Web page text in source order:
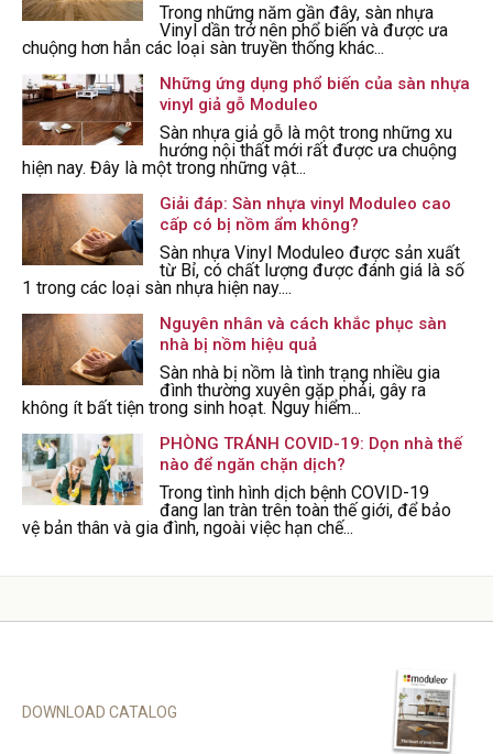
Trong những năm gần đây, sàn nhựa
Vinyl dần trở nên phổ biến và được ưa
chuộng hơn hẳn các loại sàn truyền thống khác...
Những ứng dụng phổ biến của sàn nhựa
vinyl giả gỗ Moduleo
Sàn nhựa giả gỗ là một trong những xu
hướng nội thất mới rất được ưa chuộng
hiện nay. Đây là một trong những vật...
Giải đáp: Sàn nhựa vinyl Moduleo cao
cấp có bị nồm ẩm không?
Sàn nhựa Vinyl Moduleo được sản xuất
từ Bỉ, có chất lượng được đánh giá là số
1 trong các loại sàn nhựa hiện nay....
Nguyên nhân và cách khắc phục sàn
nhà bị nồm hiệu quả
Sàn nhà bị nồm là tình trạng nhiều gia
đình thường xuyên gặp phải, gây ra
không ít bất tiện trong sinh hoạt. Nguy hiểm...
PHÒNG TRÁNH COVID-19: Dọn nhà thế
nào để ngăn chặn dịch?
Trong tình hình dịch bệnh COVID-19
đang lan tràn trên toàn thế giới, để bảo
vệ bản thân và gia đình, ngoài việc hạn chế...
DOWNLOAD CATALOG